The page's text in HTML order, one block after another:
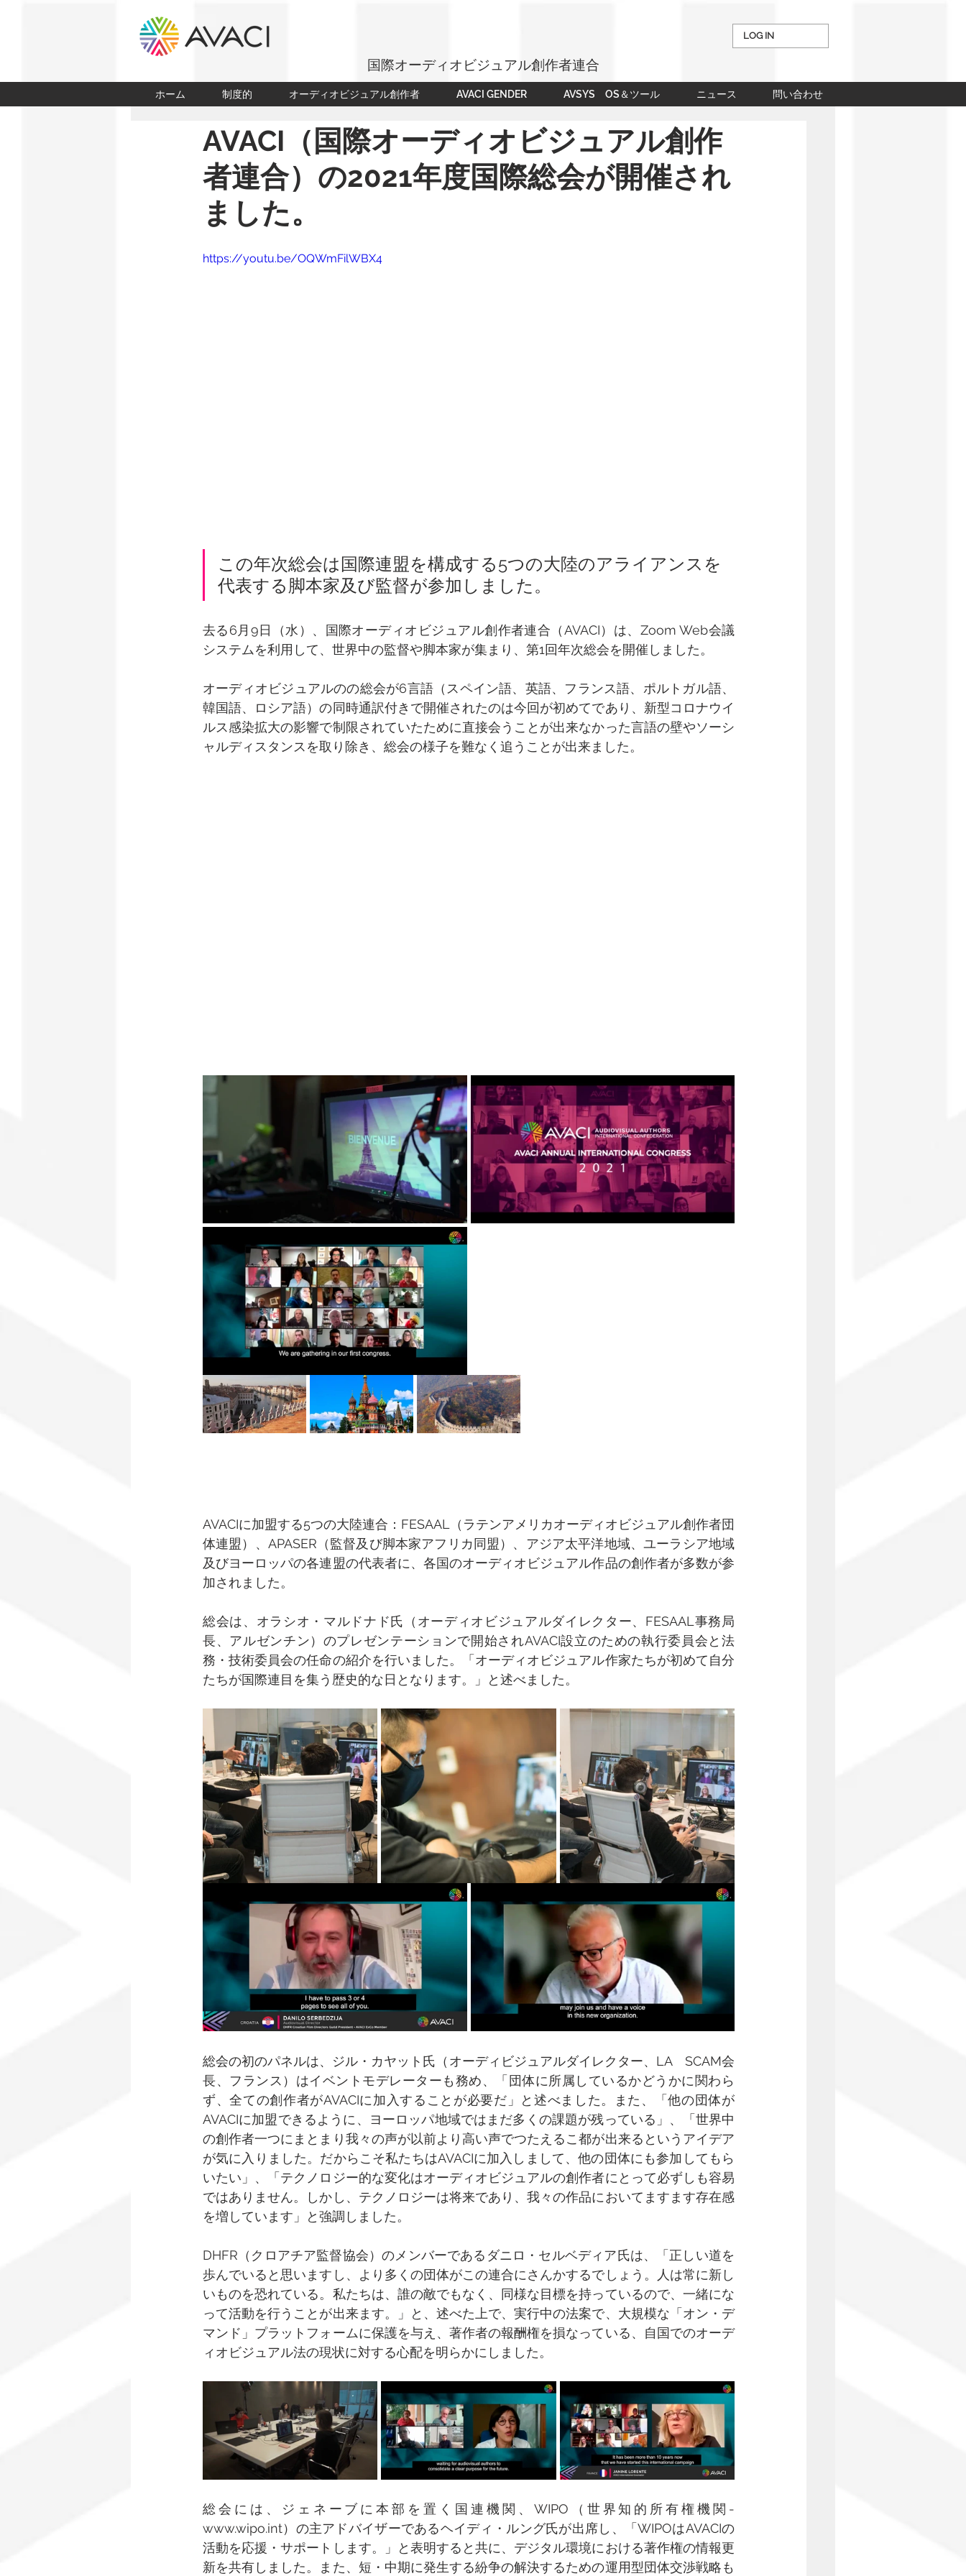
LOG IN
国際オーディオビジュアル創作者連合
ホーム 制度的 オーディオビジュアル創作者 AVACI GENDER AVSYS OS＆ツール ニュース 問い合わせ
AVACI（国際オーディオビジュアル創作
者連合）の2021年度国際総会が開催され
ました。
https://youtu.be/OQWmFilWBX4
この年次総会は国際連盟を構成する5つの大陸のアライアンスを
代表する脚本家及び監督が参加しました。
去る6月9日（水）、国際オーディオビジュアル創作者連合（AVACI）は、Zoom Web会議
システムを利用して、世界中の監督や脚本家が集まり、第1回年次総会を開催しました。
オーディオビジュアルのの総会が6言語（スペイン語、英語、フランス語、ポルトガル語、
韓国語、ロシア語）の同時通訳付きで開催されたのは今回が初めてであり、新型コロナウイ
ルス感染拡大の影響で制限されていたために直接会うことが出来なかった言語の壁やソーシ
ャルディスタンスを取り除き、総会の様子を難なく追うことが出来ました。
AVACIに加盟する5つの大陸連合：FESAAL（ラテンアメリカオーディオビジュアル創作者団
体連盟）、APASER（監督及び脚本家アフリカ同盟）、アジア太平洋地域、ユーラシア地域
及びヨーロッパの各連盟の代表者に、各国のオーディオビジュアル作品の創作者が多数が参
加されました。
総会は、オラシオ・マルドナド氏（オーディオビジュアルダイレクター、FESAAL事務局
長、アルゼンチン）のプレゼンテーションで開始されAVACI設立のための執行委員会と法
務・技術委員会の任命の紹介を行いました。「オーディオビジュアル作家たちが初めて自分
たちが国際連目を集う歴史的な日となります。」と述べました。
総会の初のパネルは、ジル・カヤット氏（オーディビジュアルダイレクター、LA　SCAM会
長、フランス）はイベントモデレーターも務め、「団体に所属しているかどうかに関わら
ず、全ての創作者がAVACIに加入することが必要だ」と述べました。また、「他の団体が
AVACIに加盟できるように、ヨーロッパ地域ではまだ多くの課題が残っている」、「世界中
の創作者一つにまとまり我々の声が以前より高い声でつたえるこ都が出来るというアイデア
が気に入りました。だからこそ私たちはAVACIに加入しまして、他の団体にも参加してもら
いたい」、「テクノロジー的な変化はオーディオビジュアルの創作者にとって必ずしも容易
ではありません。しかし、テクノロジーは将来であり、我々の作品においてますます存在感
を増しています」と強調しました。
DHFR（クロアチア監督協会）のメンバーであるダニロ・セルベディア氏は、「正しい道を
歩んでいると思いますし、より多くの団体がこの連合にさんかするでしょう。人は常に新し
いものを恐れている。私たちは、誰の敵でもなく、同様な目標を持っているので、一緒にな
って活動を行うことが出来ます。」と、述べた上で、実行中の法案で、大規模な「オン・デ
マンド」プラットフォームに保護を与え、著作者の報酬権を損なっている、自国でのオーデ
ィオビジュアル法の現状に対する心配を明らかにしました。
総会には、ジェネーブに本部を置く国連機関、WIPO（世界知的所有権機関-
www.wipo.int）の主アドバイザーであるヘイディ・ルング氏が出席し、「WIPOはAVACIの
活動を応援・サポートします。」と表明すると共に、デジタル環境における著作権の情報更
新を共有しました。また、短・中期に発生する紛争の解決するための運用型団体交渉戦略も